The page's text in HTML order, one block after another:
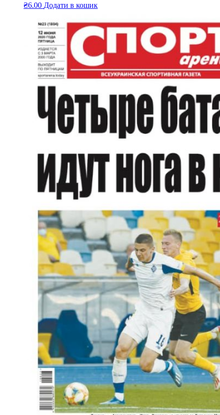
₴6.00 Додати в кошик